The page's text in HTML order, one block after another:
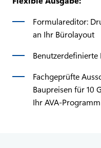
Formulareditor:
an Ihr Bürolayout
Fachgeprüfte
Baupreisen für 10
Ihr AVA-Programm